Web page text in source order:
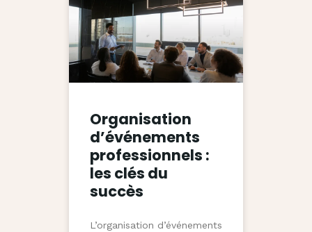
Organisation
d’événements
professionnels :
les clés du
succès
L’organisation d’événements